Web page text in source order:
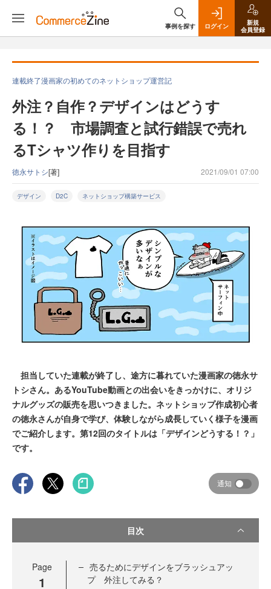
事例を探す ログイン
新規
会員登録
連載終了漫画家の初めてのネットショップ運営記
外注？自作？デザインはどうす
る！？ 市場調査と試行錯誤で売れ
るTシャツ作りを目指す
徳永サトシ[著] 2021/09/01 07:00
デザイン D2C ネットショップ構築サービス
担当していた連載が終了し、途方に暮れていた漫画家の徳永サ
トシさん。あるYouTube動画との出会いをきっかけに、オリジ
ナルグッズの販売を思いつきました。ネットショップ作成初心者
の徳永さんが自身で学び、体験しながら成長していく様子を漫画
でご紹介します。第12回のタイトルは「デザインどうする！？」
です。
通知
目次
Page
1
売るためにデザインをブラッシュアッ
プ 外注してみる？